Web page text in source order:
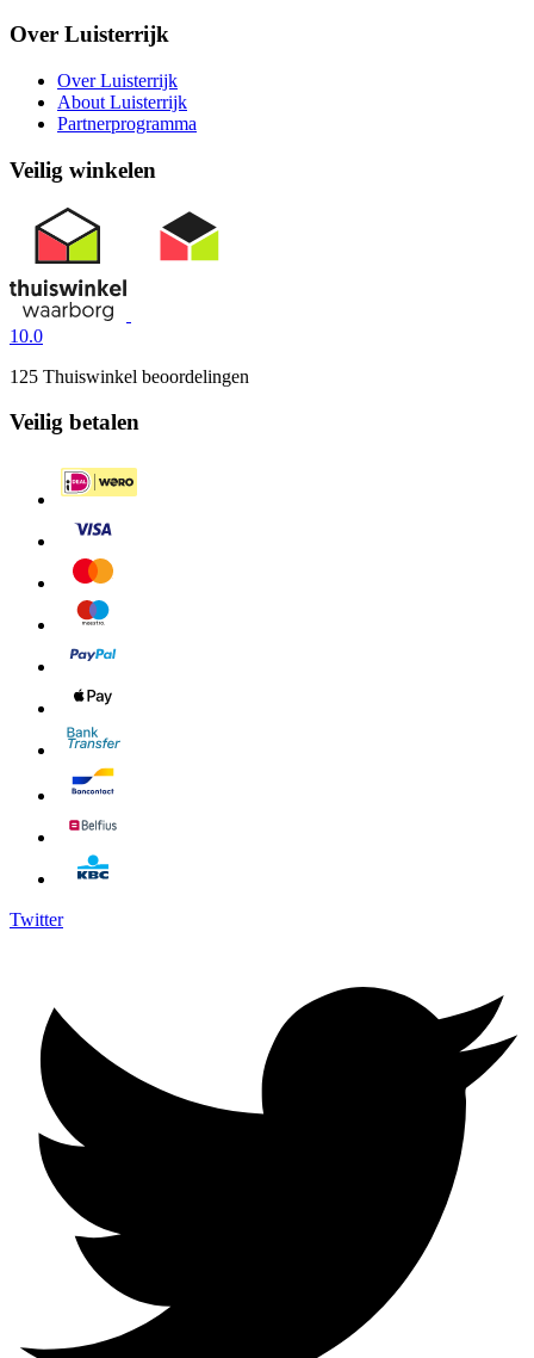
Over Luisterrijk
Over Luisterrijk
About Luisterrijk
Partnerprogramma
Veilig winkelen
10.0
125 Thuiswinkel beoordelingen
Veilig betalen
Twitter